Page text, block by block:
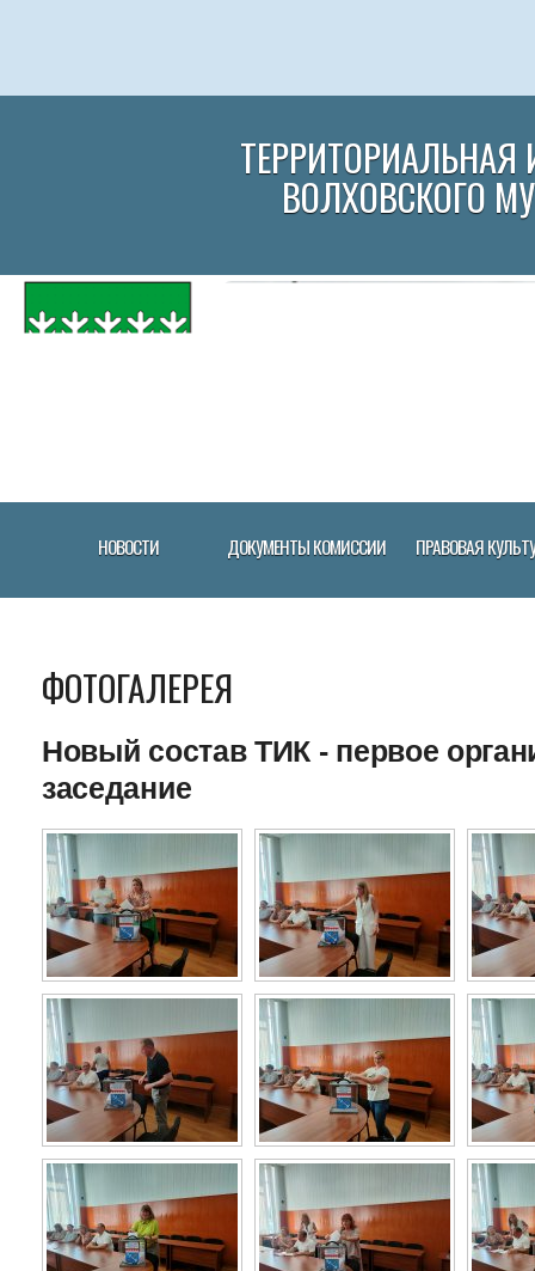
ВОЛХОВСКОГО
НОВОСТИ ДОКУМЕНТЫ КОМИCСИИ ПРАВОВАЯ
ФОТОГАЛЕРЕЯ
Новый состав ТИК - первое
заседание